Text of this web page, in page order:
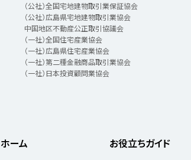
（公社）全国宅地建物取引業保証協会
（公社）広島県宅地建物取引業協会
中国地区不動産公正取引協議会
（一社）全国住宅産業協会
（一社）広島県住宅産業協会
（一社）第二種金融商品取引業協会
（一社）日本投資顧問業協会
ホーム
お役立ちガイド